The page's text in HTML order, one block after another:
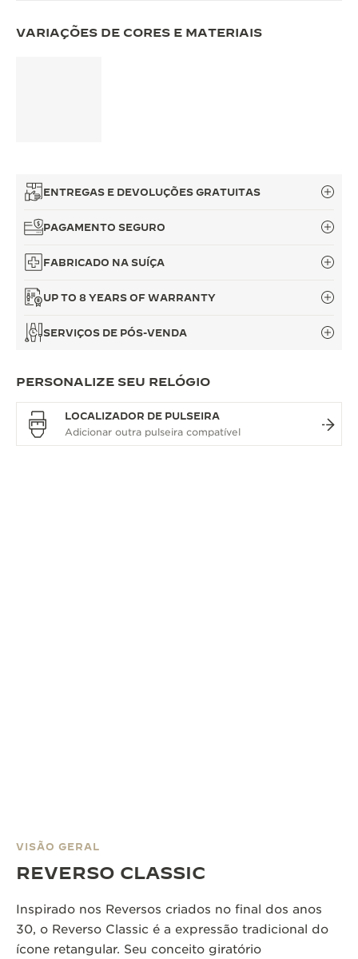
VARIAÇÕES DE CORES E MATERIAIS
ENTREGAS E DEVOLUÇÕES GRATUITAS
PAGAMENTO SEGURO
FABRICADO NA SUÍÇA
UP TO 8 YEARS OF WARRANTY
SERVIÇOS DE PÓS-VENDA
PERSONALIZE SEU RELÓGIO
LOCALIZADOR DE PULSEIRA
VISÃO GERAL
REVERSO CLASSIC
Inspirado nos Reversos criados no final dos anos
30, o Reverso Classic é a expressão tradicional do
ícone retangular. Seu conceito giratório